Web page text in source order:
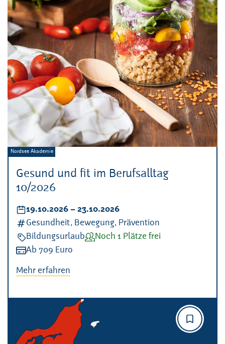
Gesund und fit im Berufsalltag
10/2026
Veranstalter:
Nordsee Akademie
Datum:
19.10.2026 – bis
23.10.2026
Kategorien:
Gesundheit, Bewegung, Prävention
Veranstaltungsart:
BildungsurlaubVerfügbarkeit:
Noch 1 Plätze frei
Kosten:
Ab 709 Euro
Mehr erfahren